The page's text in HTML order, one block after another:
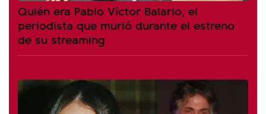
Quién era Pablo Víctor Balario, el
periodista que murió durante el estreno
de su streaming